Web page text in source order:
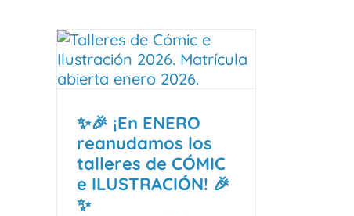
✨🎉 ¡En ENERO
reanudamos los
talleres de CÓMIC
e ILUSTRACIÓN! 🎉
✨